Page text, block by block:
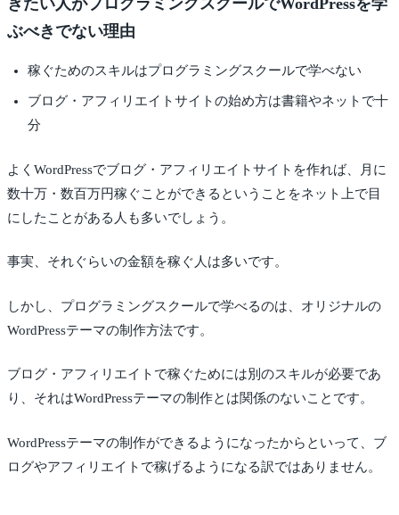
ぶべきでない理由
稼ぐためのスキルはプログラミングスクールで学べない
ブログ・アフィリエイトサイトの始め方は書籍やネットで十
分
よくWordPressでブログ・アフィリエイトサイトを作れば、月に
数十万・数百万円稼ぐことができるということをネット上で目
にしたことがある人も多いでしょう。
事実、それぐらいの金額を稼ぐ人は多いです。
しかし、プログラミングスクールで学べるのは、オリジナルの
WordPressテーマの制作方法です。
ブログ・アフィリエイトで稼ぐためには別のスキルが必要であ
り、それはWordPressテーマの制作とは関係のないことです。
WordPressテーマの制作ができるようになったからといって、ブ
ログやアフィリエイトで稼げるようになる訳ではありません。